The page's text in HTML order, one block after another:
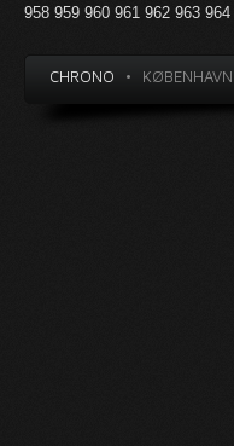
958 959 960 961 962 963 964
CHRONO • KØBENHAVN